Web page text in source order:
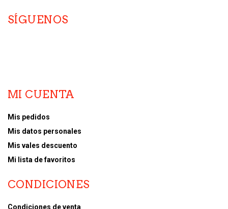
SÍGUENOS
MI CUENTA
Mis pedidos
Mis datos personales
Mis vales descuento
Mi lista de favoritos
CONDICIONES
Condiciones de venta